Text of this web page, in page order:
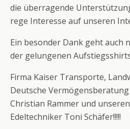
die überragende
rege Interesse auf unseren
Ein besonder Dank geht auch
der gelungenen
Firma Kaiser Transporte,
Deutsche
Christian Rammer und
Edeltechniker Toni Schäfer!!!!!